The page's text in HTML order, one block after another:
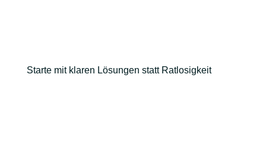
Starte mit klaren Lösungen statt Ratlosigkeit